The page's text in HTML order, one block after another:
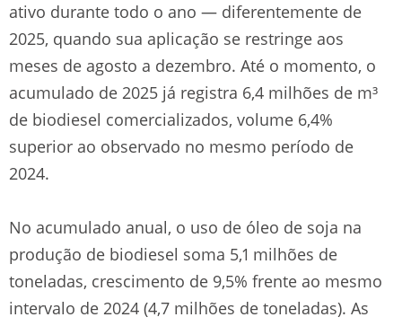
ativo durante todo o ano — diferentemente de
2025, quando sua aplicação se restringe aos
meses de agosto a dezembro. Até o momento, o
acumulado de 2025 já registra 6,4 milhões de m³
de biodiesel comercializados, volume 6,4%
superior ao observado no mesmo período de
2024.
No acumulado anual, o uso de óleo de soja na
produção de biodiesel soma 5,1 milhões de
toneladas, crescimento de 9,5% frente ao mesmo
intervalo de 2024 (4,7 milhões de toneladas). As